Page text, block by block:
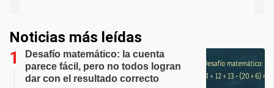
Noticias más leídas
Desafío matemático: la cuenta
parece fácil, pero no todos logran
dar con el resultado correcto